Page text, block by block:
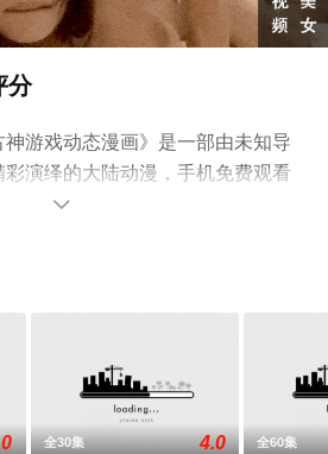
分
游戏动态漫画》是一部由未知导
演绎的大陆动漫，手机免费观看
全集就上天堂电影网，更多相关信

全30集 4.0 全60集